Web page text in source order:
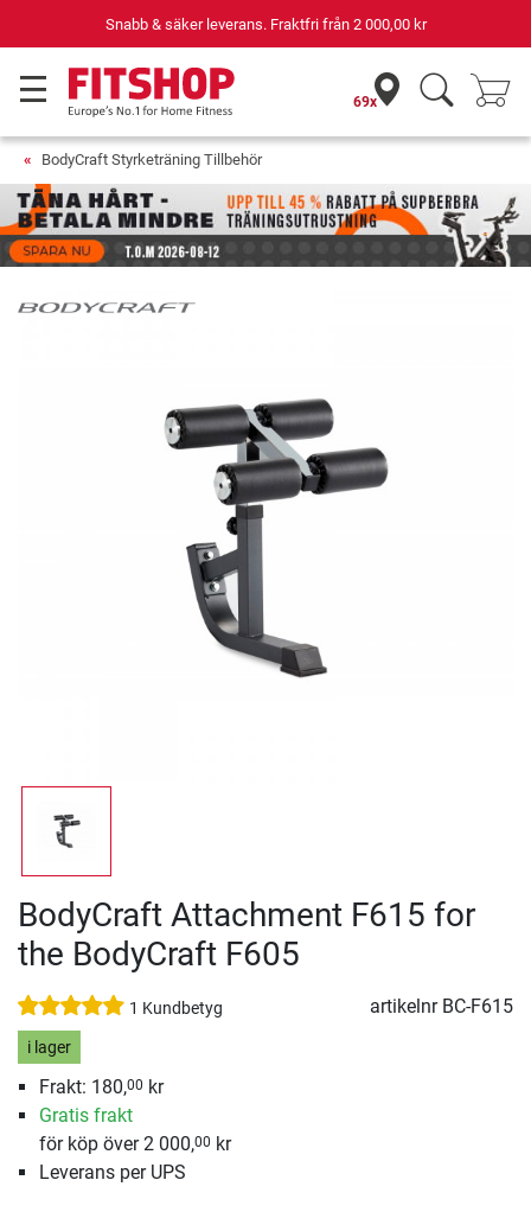
Snabb & säker leverans. Fraktfri från 2 000,00 kr
69x
BodyCraft Styrketräning Tillbehör
BodyCraft Attachment F615 for
the BodyCraft F605
1 Kundbetyg artikelnr BC-F615
i lager
Frakt: 180,00 kr
Gratis frakt
för köp över 2 000,00 kr
Leverans per UPS